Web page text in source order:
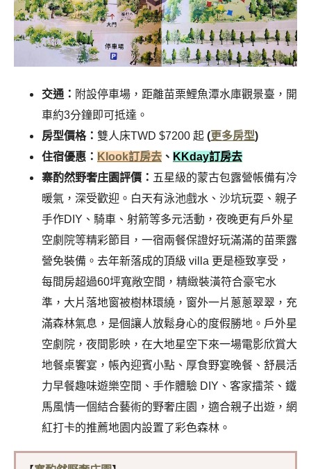
交通： 附設停車場，距離苗栗鯉魚潭水庫觀景臺 ， 開
車約3分鐘即可抵達。
房型價格： 雙人床TWD $7200 起 (更多房型)
住宿優惠： Klook訂房去 、 KKday訂房去
寨酌然野奢庄園評價： 五星級的蒙古包露營帳備有冷
暖氣，深受歡迎。白天有泳池戲水、沙坑玩耍、親子
手作DIY、騎車、射箭等多元活動，夜晚更有戶外星
空劇院等精彩節目，一宿兩餐保證好玩滿滿的苗栗露
營免裝備。去年新落成的頂級 villa 更是極致享受，
每間房超過60坪寬敞空間，精緻裝潢符合豪宅水
準，大片落地窗被樹林環繞，窗外一片蔥蔥翠翠，充
滿森林氣息，是個讓人放鬆身心的度假勝地。戶外星
空劇院，夜間影映，在大地星空下來一場電影欣賞大
地餐桌饗宴，帳內迎賓小點、厚食野宴晚餐、舒晨活
力早餐趣味遊樂空間、手作體驗 DIY、客家擂茶、鐵
馬風情一個結合藝術的野奢庄園，適合親子出遊，網
紅打卡的推薦地園内設置了彩色森林。